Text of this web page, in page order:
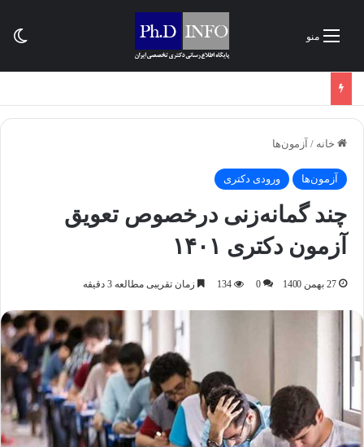
منو
خانه / آزمون‌ها
آزمون‌ها ورودی دکتری
چند گمانه‌زنی درخصوص تعویق
آزمون دکتری ۱۴۰۱
27 بهمن 1400 0
134 زمان تقریبی مطالعه 3 دقیقه